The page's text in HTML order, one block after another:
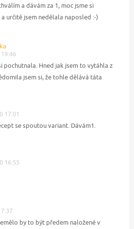
a dávám za 1, moc jsme si
určitě jsem nedělala naposled :-)
pochutnala. Hned jak jsem to vytáhla z
jsem si, že tohle dělává táta
17:01
se spoutou variant. Dávám1.
16:55
by to být předem naložené v